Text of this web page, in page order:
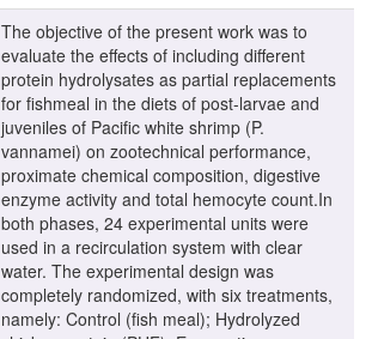
The objective of the present work was to
evaluate the effects of including different
protein hydrolysates as partial replacements
for fishmeal in the diets of post-larvae and
juveniles of Pacific white shrimp (P.
vannamei) on zootechnical performance,
proximate chemical composition, digestive
enzyme activity and total hemocyte count.In
both phases, 24 experimental units were
used in a recirculation system with clear
water. The experimental design was
completely randomized, with six treatments,
namely: Control (fish meal); Hydrolyzed